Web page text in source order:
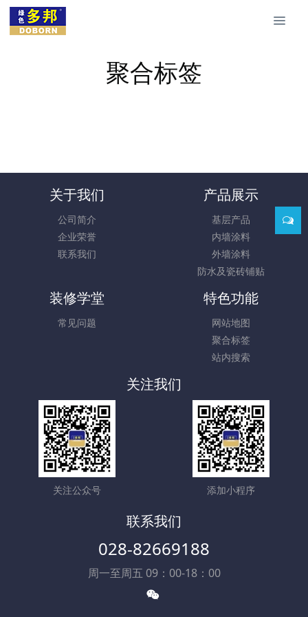
聚合标签
关于我们
公司简介
企业荣誉
联系我们
产品展示
基层产品
内墙涂料
外墙涂料
防水及瓷砖铺贴
装修学堂
常见问题
特色功能
网站地图
聚合标签
站内搜索
关注我们
关注公众号 添加小程序
联系我们
028-82669188
周一至周五 09：00-18：00